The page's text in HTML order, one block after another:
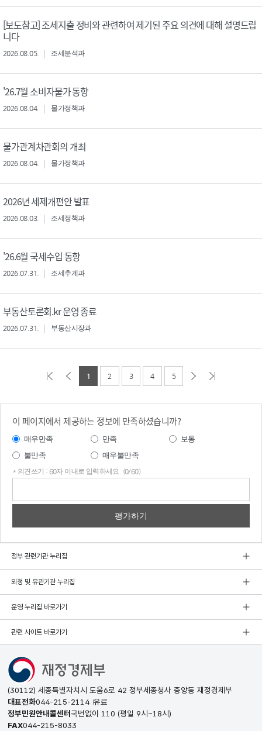
[보도참고] 조세지출 정비와 관련하여 제기된 주요 의견에 대해 설명드립
니다
2026.08.05. 조세분석과
'26.7월 소비자물가 동향
2026.08.04. 물가정책과
물가관계차관회의 개최
2026.08.04. 물가정책과
2026년 세제개편안 발표
2026.08.03. 조세정책과
'26.6월 국세수입 동향
2026.07.31. 조세추계과
부동산토론회.kr 운영 종료
2026.07.31. 부동산시장과
1 2 3 4 5
이 페이지에서 제공하는 정보에 만족하셨습니까?
매우만족 만족
보통
불만족
매우불만족
* 의견쓰기 : 60자 이내로 입력하세요. (0/60)
정부 관련기관 누리집
외청 및 유관기관 누리집
운영 누리집 바로가기
관련 사이트 바로가기
(30112) 세종특별자치시 도움6로 42 정부세종청사 중앙동 재정경제부
대표전화044-215-2114 유료
정부민원안내콜센터국번없이 110 (평일 9시~18시)
FAX044-215-8033